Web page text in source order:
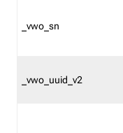
_vwo_sn
_vwo_uuid_v2